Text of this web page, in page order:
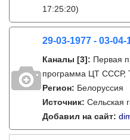
17:25:20)
29-03-1977 - 03-04-
Каналы [3]: Первая
программа ЦТ ССCР,
Регион: Белоруссия
Источник: Сельская
Добавил на сайт: